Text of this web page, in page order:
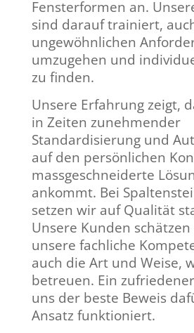
Fensterformen an.
sind darauf trainiert,
ungewöhnlichen
umzugehen und
zu finden.
Unsere Erfahrung zeigt,
in Zeiten zunehmender
Standardisierung und
auf den persönlichen
massgeschneiderte
ankommt. Bei
setzen wir auf Qualität
Unsere Kunden
unsere fachliche
auch die Art und Weise,
betreuen. Ein
uns der beste Beweis
Ansatz funktioniert.